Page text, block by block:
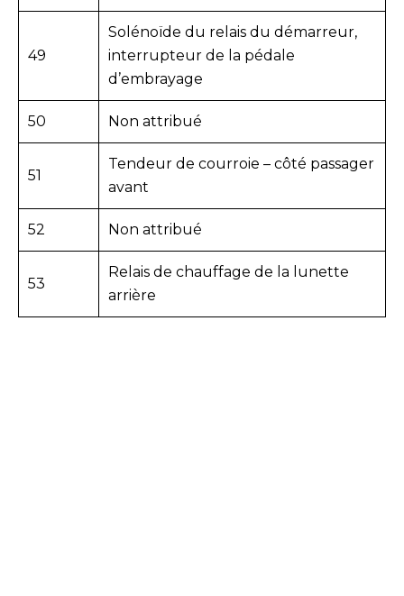
49
Solénoïde du relais du démarreur,
interrupteur de la pédale
d’embrayage
50 Non attribué
51
Tendeur de courroie – côté passager
avant
52 Non attribué
53
Relais de chauffage de la lunette
arrière